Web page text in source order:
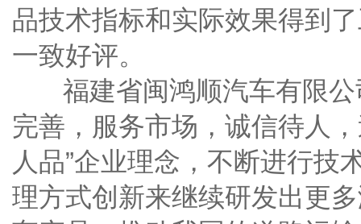
品技术指标和实际效果得到
一致好评。
福建省闽鸿顺汽车有限公
完善，服务市场，诚信待人
人品”企业理念，不断进行技
理方式创新来继续研发出更